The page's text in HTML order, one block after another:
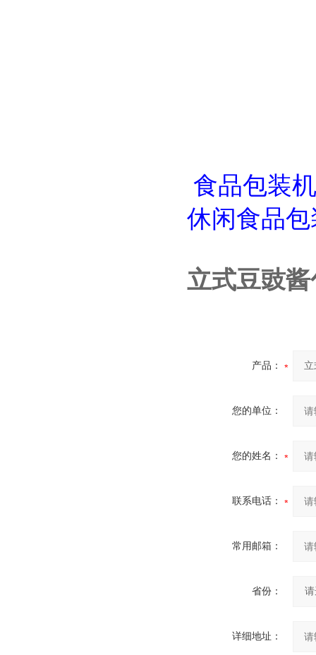
食品包装机
休闲食品
立式豆豉
产品：
您的单位：
您的姓名：
联系电话：
常用邮箱：
省份：
详细地址：